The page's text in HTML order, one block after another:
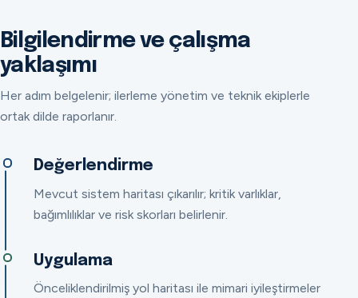
Bilgilendirme ve çalışma
yaklaşımı
Her adım belgelenir; ilerleme yönetim ve teknik ekiplerle
ortak dilde raporlanır.
Değerlendirme
Mevcut sistem haritası çıkarılır; kritik varlıklar,
bağımlılıklar ve risk skorları belirlenir.
Uygulama
Önceliklendirilmiş yol haritası ile mimari iyileştirmeler